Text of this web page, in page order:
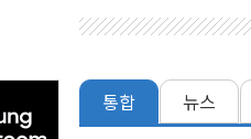
통합 뉴스